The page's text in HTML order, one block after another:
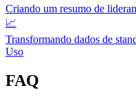
Criando um resumo de
📈
Transformando dados de
Uso
FAQ